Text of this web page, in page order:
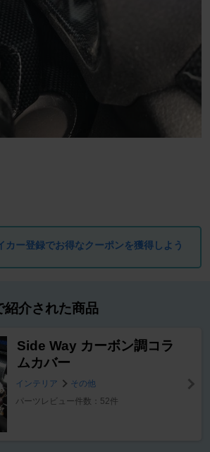
ー登録でお得なクーポンを獲得しよう
紹介された商品
Side Way カーボン調コラ
ムカバー
インテリア
その他
パーツレビュー件数：52件